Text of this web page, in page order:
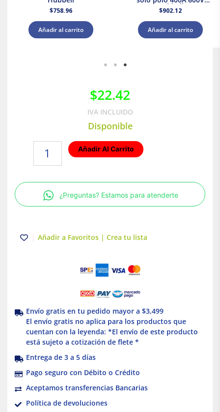
$758.96
Añadir al carrito
Hubbell
$902.12
Añadir al carrito
$22.42
IVA INCLUIDO
Disponible
cuadrada
11/16"
Hubbell
cantidad
Añadir Al Carrito
¿Preguntas? Estamos para atenderte
Añadir a Favoritos | Crea tu lista
Envío gratis en tu pedido mayor a $3,499
El envío gratis no aplica para los productos que
cuentan con la leyenda: *El envío de este producto
está sujeto a cotización de flete *
Entrega de 3 a 5 días
Pago seguro con Débito o Crédito
Aceptamos transferencias Bancarias
Política de devoluciones